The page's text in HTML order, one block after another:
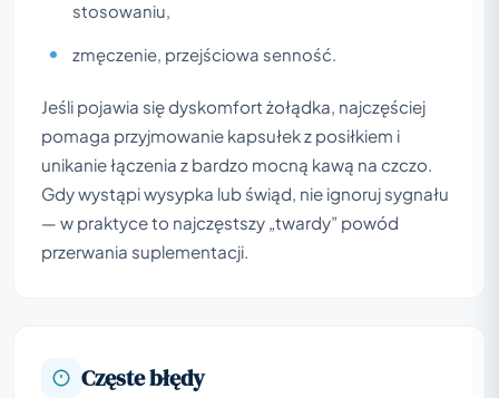
stosowaniu,
zmęczenie, przejściowa senność.
Jeśli pojawia się dyskomfort żołądka, najczęściej
pomaga przyjmowanie kapsułek z posiłkiem i
unikanie łączenia z bardzo mocną kawą na czczo.
Gdy wystąpi wysypka lub świąd, nie ignoruj sygnału
— w praktyce to najczęstszy „twardy” powód
przerwania suplementacji.
Częste błędy